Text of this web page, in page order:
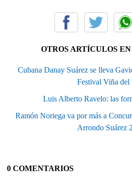
OTROS ARTÍCULOS
Cubana Danay Suárez se lleva
Festival Viña del
Luis Alberto Ravelo: las
Ramón Noriega va por más a
Arrondo Suárez
0 COMENTARIOS